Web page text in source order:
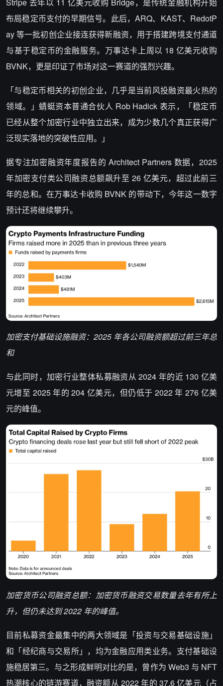
布局稳定币支付的早期信号。此后，ARQ、KAST、RedotP
ay 等一批初创企业接连获得新融资，用于搭建跨境支付通道
与基于稳定币的金融服务。万事达卡上周以 18 亿美元收购
BVNK，更是印证了市场对这一赛道的强烈兴趣。
「与稳定币相关的初创企业，几乎是当前风投融资最火热的
领域。」蜻蜓资本普通合伙人 Rob Hadick 表示，「稳定币
已经从整个加密行业中独立出来，成为少数几个真正获得广
泛现实落地的突破性应用。」
据专注加密融资年度报告的 Architect Partners 数据，2025
年加密支付类公司融资总额飙升至 26 亿美元，超过此前三
年的总和。在万事达卡收购 BVNK 的带动下，今年这一数字
预计还将继续攀升。
加密支付基础设施融资：2025 年各公司融资额超过前三年总
和
与此同时，加密行业整体私募融资从 2024 年的近 130 亿美
元增至 2025 年的 204 亿美元，但仍低于 2022 年 276 亿美
元的峰值。
加密货币公司融资总额：加密货币融资交易数量去年有所上
升，但仍未达到 2022 年的峰值。
目前私募资金最集中的两大领域是「投资与交易基础设施」
和「经纪商与交易所」，均为金融应用类业务。支付基础设
施稳居第三。与之形成鲜明对比的是，曾作为 Web3 与 NFT
热潮核心的链游赛道，融资额从 2022 年的 37.6 亿美元（占